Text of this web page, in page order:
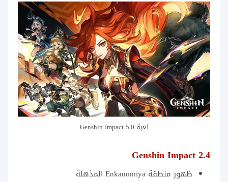
لعبة 5.0 Genshin Impact
2.4 Genshin Impact
ظهور منطقة Enkanomiya المذهلة